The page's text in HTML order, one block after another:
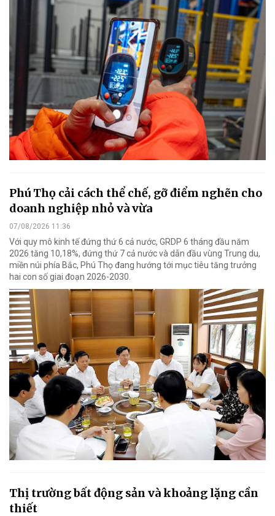
Phú Thọ cải cách thể chế, gỡ điểm nghẽn cho
doanh nghiệp nhỏ và vừa
07/08/2026 11:36
Với quy mô kinh tế đứng thứ 6 cả nước, GRDP 6 tháng đầu năm
2026 tăng 10,18%, đứng thứ 7 cả nước và dẫn đầu vùng Trung du,
miền núi phía Bắc, Phú Thọ đang hướng tới mục tiêu tăng trưởng
hai con số giai đoạn 2026-2030.
Thị trường bất động sản và khoảng lặng cần
thiết